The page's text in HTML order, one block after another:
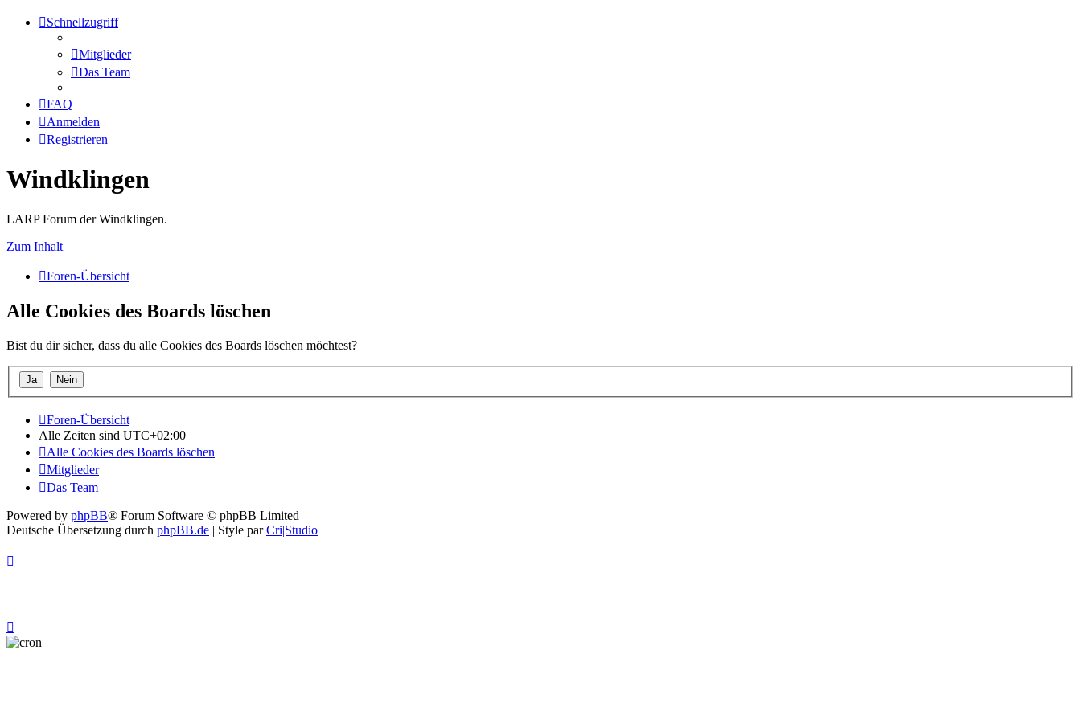
Schnellzugriff
Mitglieder
Das Team
FAQ
Anmelden
Registrieren
Windklingen
LARP Forum der Windklingen.
Zum Inhalt
Foren-Übersicht
Alle Cookies des Boards löschen
Bist du dir sicher, dass du alle Cookies des Boards löschen möchtest?
Foren-Übersicht
Alle Zeiten sind UTC+02:00
Alle Cookies des Boards löschen
Mitglieder
Das Team
Powered by phpBB® Forum Software © phpBB Limited
Deutsche Übersetzung durch phpBB.de | Style parCri|Studio